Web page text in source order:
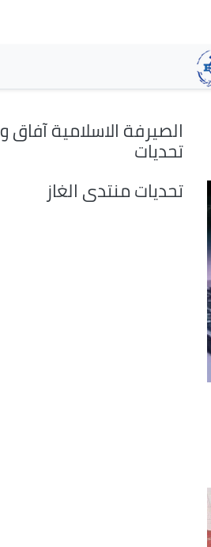
الصيرفة الاسلامية آفاق و
تحديات
تحديات منتدى الغاز